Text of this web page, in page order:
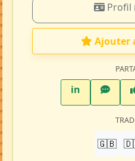
Profil
Ajouter
inLinkedIn
🇬🇧